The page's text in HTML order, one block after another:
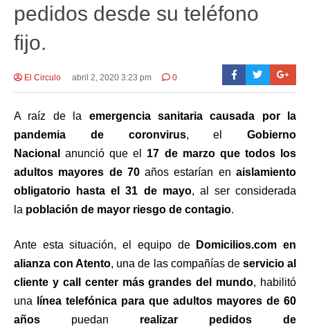
pedidos desde su teléfono
fijo.
El Circulo abril 2, 2020 3:23 pm 0
A raíz de la emergencia sanitaria causada por la
pandemia de coronvirus, el Gobierno
Nacionalanunció que el 17 de marzo que todos los
adultos mayores de 70años estarían enaislamiento
obligatorio hasta el 31 de mayo, al ser considerada
la población de mayor riesgo de contagio.
Ante esta situación, el equipo de
Domicilios.com en
alianza con Atento, una de las compañías de servicio al
cliente y call center más grandes del mundo, habilitó
una
línea telefónica para que adultos mayores de 60
años puedan realizar pedidos de